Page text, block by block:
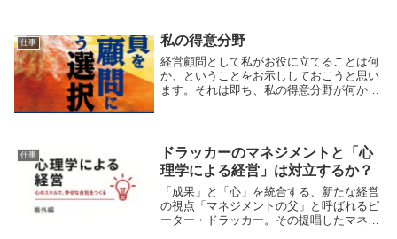
いは、あなた...
仕事 私の得意分野
経営顧問として私がお役に立てることは何
か、ということをお示ししておこうと思い
ます。それは即ち、私の得意分野が何かと
すが、私の３...
仕事
ドラッカーのマネジメントと「心
理学による経営」は対立するか？
「成果」と「心」を統合する、新たな経営
の視点「マネジメントの父」と呼ばれるピ
ーター・ドラッカー。その提唱したマネジ